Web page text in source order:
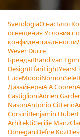
SvetologiaО насБлог
освещенияУсловия
конфиденциальности
Wever Ducre
БрендыBrand van
DesignILfariLightYears
LuceMoooiNomon
ДизайнерыA A Cooren
CastiglioniAdrien
NasonAntonio Citterio
CorsiniBenjamin Hubert
ArhitektiCecilie Manz
DoneganiDefne Koz